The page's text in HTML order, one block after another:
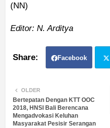
(NN)
Editor: N. Arditya
Facebook
OLDER
Bertepatan Dengan KTT OOC
2018, HNSI Bali Berencana
Mengadvokasi Keluhan
Masyarakat Pesisir Serangan